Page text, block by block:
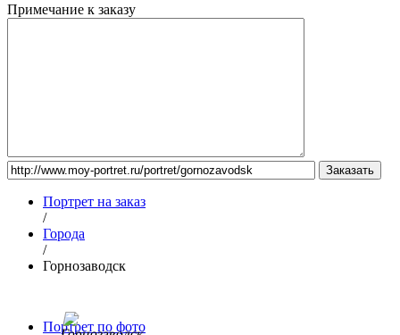
Примечание к заказу
Портрет на заказ
/
Города
/
Горнозаводск
Портрет по фото